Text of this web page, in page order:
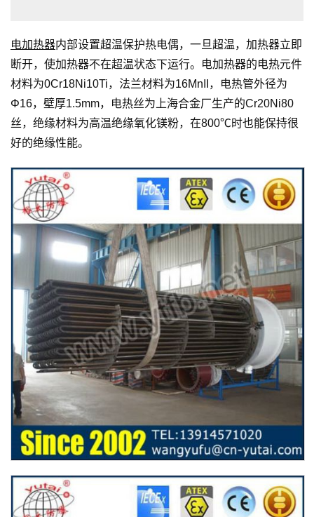
电加热器内部设置超温保护热电偶，一旦超温，加热器立即
断开，使加热器不在超温状态下运行。电加热器的电热元件
材料为0Cr18Ni10Ti，法兰材料为16MnII，电热管外径为
Φ16，壁厚1.5mm，电热丝为上海合金厂生产的Cr20Ni80
丝，绝缘材料为高温绝缘氧化镁粉，在800℃时也能保持很
好的绝缘性能。